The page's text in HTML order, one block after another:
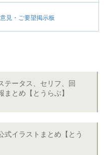
見・ご要望掲示板
テータス、セリフ、回
とめ【とうらぶ】
式イラストまとめ【とう